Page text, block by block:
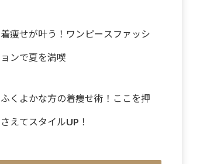
着痩せが叶う！ワンピースファッシ
ョンで夏を満喫
ふくよかな方の着痩せ術！ここを押
さえてスタイルUP！